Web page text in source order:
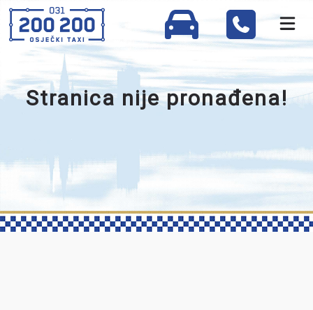
Stranica nije pronađena!